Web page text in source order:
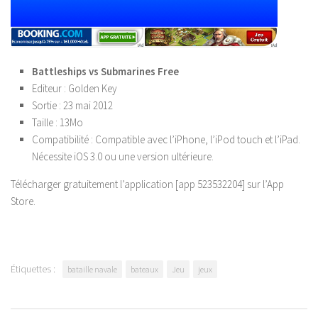
Battleships vs Submarines Free
Editeur : Golden Key
Sortie : 23 mai 2012
Taille : 13Mo
Compatibilité : Compatible avec l’iPhone, l’iPod touch et l’iPad.
Nécessite iOS 3.0 ou une version ultérieure.
Télécharger gratuitement l’application [app 523532204] sur l’App
Store.
Étiquettes : bataille navale bateaux Jeu jeux